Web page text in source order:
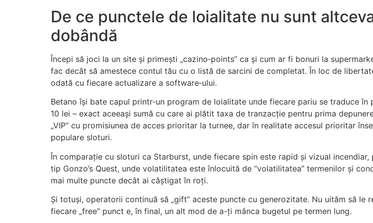
De ce punctele de loialitate nu sunt
dobândă
Începi să joci la un site și primești „cazino‑points” ca și cum ar fi bonuri la
fac decât să amestece contul tău cu o listă de sarcini de completat. În loc de
odată cu fiecare actualizare a software‑ului.
Betano își bate capul printr‑un program de loialitate unde fiecare pariu se traduce
10 lei – exact aceeași sumă cu care ai plătit taxa de tranzacție pentru prima
„VIP” cu promisiunea de acces prioritar la turnee, dar în realitate accesul prioritar
populare sloturi.
În comparație cu sloturi ca Starburst, unde fiecare spin este rapid și vizual
tip Gonzo’s Quest, unde volatilitatea este înlocuită de “volatilitatea” termenilor și
mai multe puncte decât ai câștigat în roți.
Și totuși, operatorii continuă să „gift” aceste puncte cu generozitate. Nu uităm să
fiecare „free” punct e, în final, un alt mod de a-ți mânca bugetul pe termen lung.